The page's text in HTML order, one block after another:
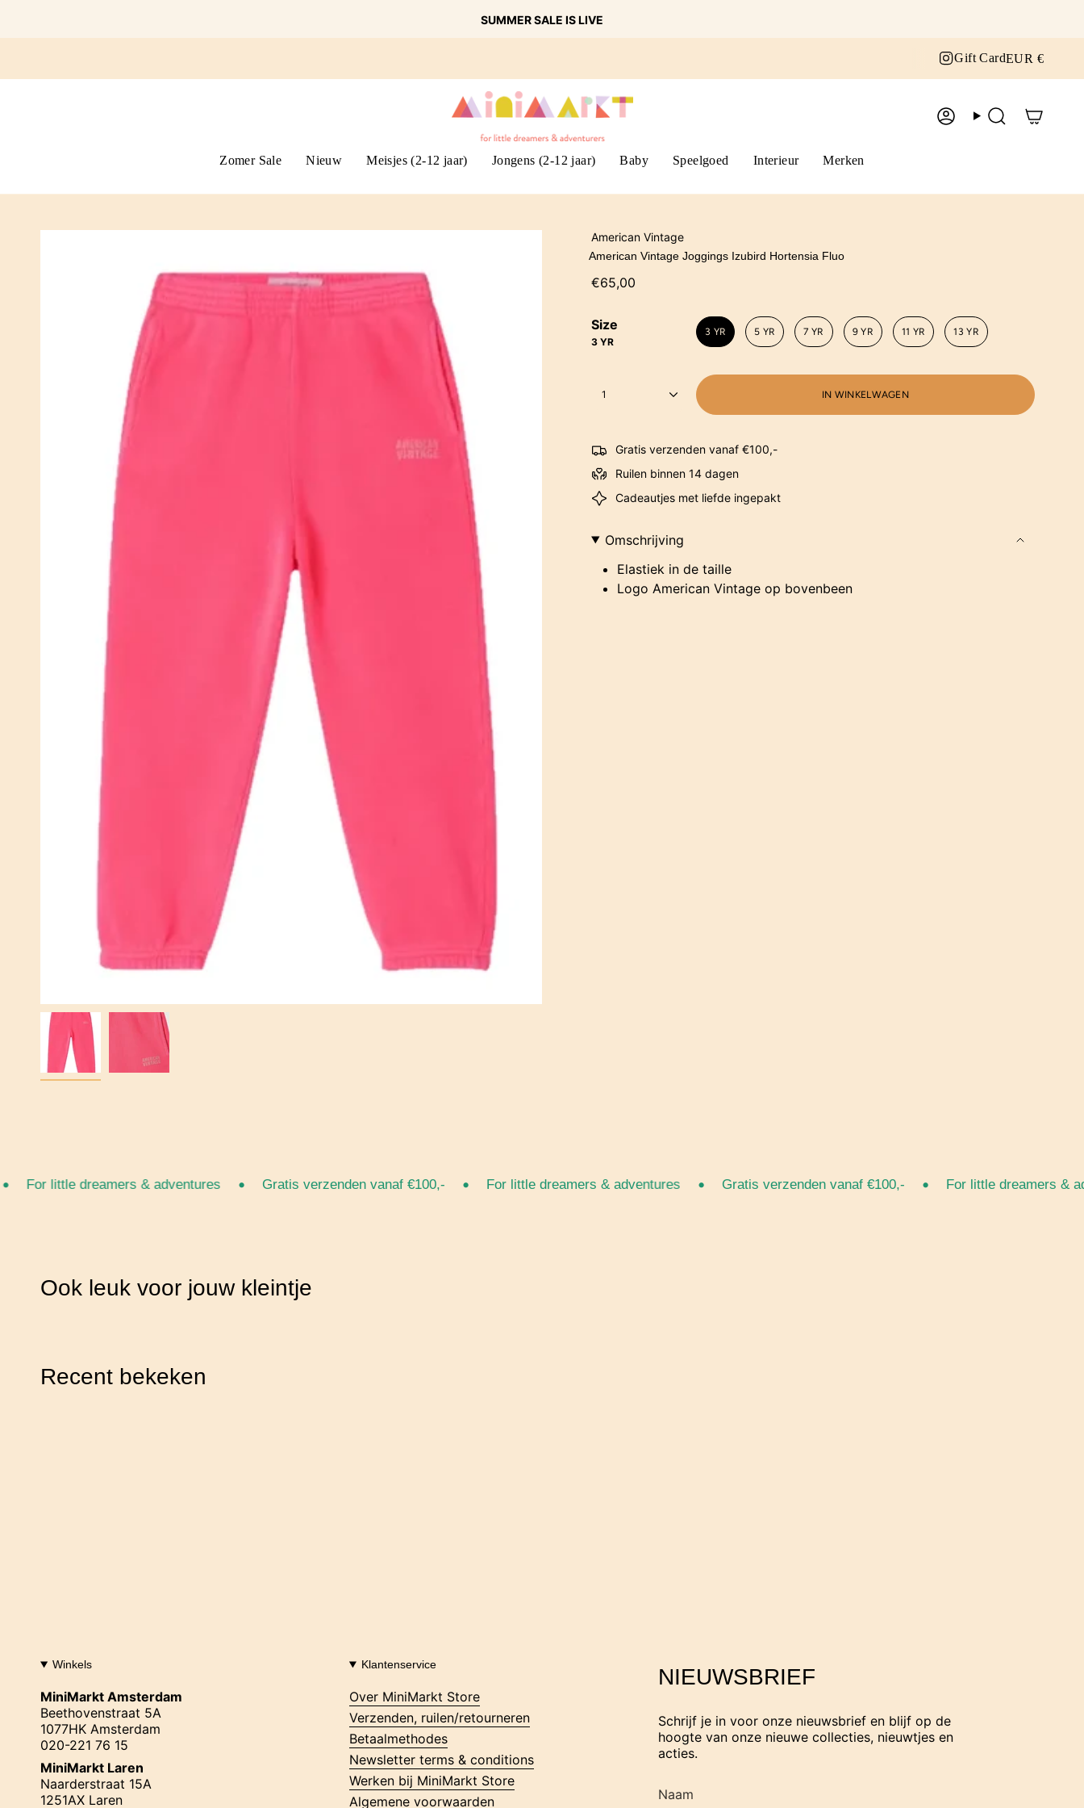
SUMMER SALE IS LIVE
Instagram
Gift Card EUR €
AccountZoek
Zomer Sale Nieuw Meisjes (2-12 jaar) Jongens (2-12 jaar) Baby Speelgoed Interieur Merken
American Vintage
American Vintage Joggings Izubird Hortensia Fluo
€65,00
Size
3 YR
3 YR 5 YR 7 YR 9 YR 11 YR 13 YR
1 IN WINKELWAGEN
Gratis verzenden vanaf €100,-
Ruilen binnen 14 dagen
Cadeautjes met liefde ingepakt
Omschrijving
Elastiek in de taille
Logo American Vintage op bovenbeen
For little dreamers & adventures • Gratis verzenden vanaf €100,- • For little dreamers & adventures • Gratis verzenden vanaf €100,- • For little dreamers &
Ook leuk voor jouw kleintje
Recent bekeken
Winkels
MiniMarkt Amsterdam
Beethovenstraat 5A
1077HK Amsterdam
020-221 76 15
MiniMarkt Laren
Naarderstraat 15A
1251AX Laren
Klantenservice
Over MiniMarkt Store
Verzenden, ruilen/retourneren
Betaalmethodes
Newsletter terms & conditions
Werken bij MiniMarkt Store
Algemene voorwaarden
NIEUWSBRIEF
Schrijf je in voor onze nieuwsbrief en blijf op de
hoogte van onze nieuwe collecties, nieuwtjes en
acties.